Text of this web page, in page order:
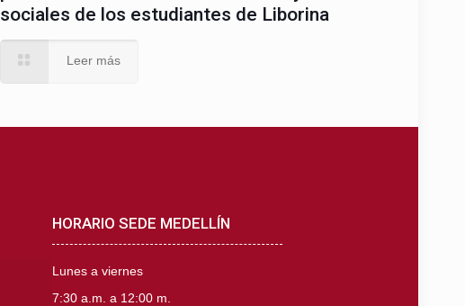
sociales de los estudiantes de Liborina
Leer más
HORARIO SEDE MEDELLÍN
Lunes a viernes
7:30 a.m. a 12:00 m.